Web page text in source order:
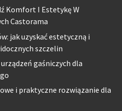
Komfort I Estetykę W
Castorama
jak uzyskać estetyczną i
szczelin
gaśniczych dla
i praktyczne rozwiązanie dla